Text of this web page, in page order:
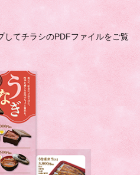
してチラシのPDFファイルをご覧